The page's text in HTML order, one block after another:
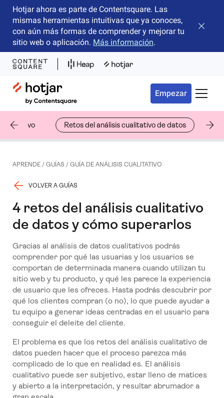
Hotjar ahora es parte de Contentsquare. Las
mismas herramientas intuitivas que ya conoces,
con aún más formas de comprender y mejorar tu
sitio web o aplicación. Más información.
Cerrar
Hotjar Logo
Empezar Menú
Retos del análisis cualitativo de datos
APRENDE/ GUÍAS / GUÍA DE ANÁLISIS CUALITATIVO
VOLVER A GUÍAS
4 retos del análisis cualitativo
de datos y cómo superarlos
Gracias al análisis de datos cualitativos podrás
comprender por qué las usuarias y los usuarios se
comportan de determinada manera cuando utilizan tu
sitio web y tu producto, y qué les parece la experiencia
de usuario que les ofreces. Hasta podrás descubrir por
qué los clientes compran (o no), lo que puede ayudar a
tu equipo a generar ideas centradas en el usuario para
conseguir el deleite del cliente.
El problema es que los retos del análisis cualitativo de
datos pueden hacer que el proceso parezca más
complicado de lo que en realidad es. El análisis
cualitativo puede ser subjetivo, estar lleno de matices
y abierto a la interpretación, y resultar abrumador a